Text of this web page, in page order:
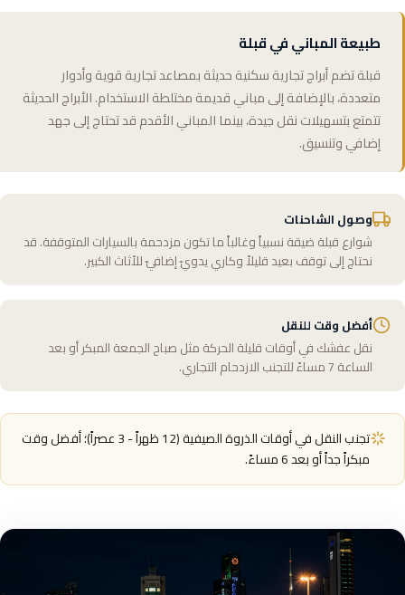
طبيعة المباني في قبلة
قبلة تضم أبراج تجارية سكنية حديثة بمصاعد تجارية قوية وأدوار
متعددة، بالإضافة إلى مباني قديمة مختلطة الاستخدام. الأبراج الحديثة
تتمتع بتسهيلات نقل جيدة، بينما المباني الأقدم قد تحتاج إلى جهد
إضافي وتنسيق.
وصول الشاحنات
شوارع قبلة ضيقة نسبياً وغالباً ما تكون مزدحمة بالسيارات المتوقفة. قد
نحتاج إلى توقف بعيد قليلاً وكاري يدويّ إضافيّ للأثاث الكبير.
أفضل وقت للنقل
نقل عفشك في أوقات قليلة الحركة مثل صباح الجمعة المبكر أو بعد
الساعة 7 مساءً للتجنب الازدحام التجاري.
تجنب النقل في أوقات الذروة الصيفية (12 ظهراً - 3 عصراً)؛ أفضل وقت
مبكراً جداً أو بعد 6 مساءً.